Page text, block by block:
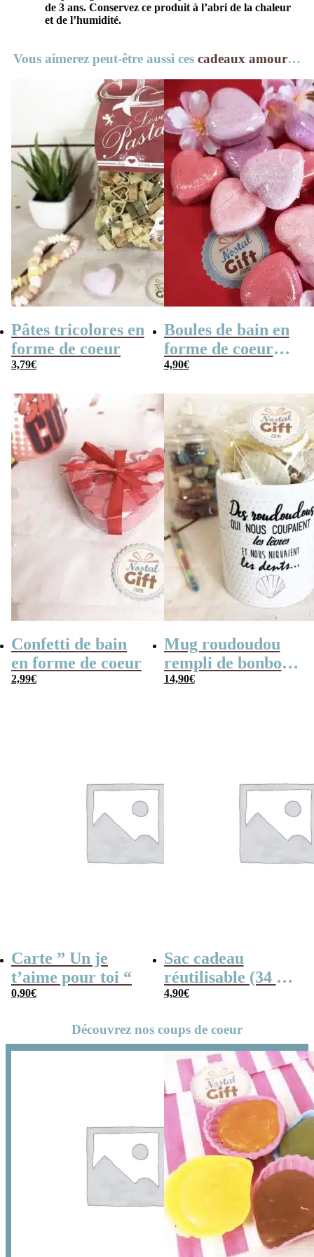
de 3 ans. Conservez ce produit à l’abri de la chaleur
et de l’humidité.
Vous aimerez peut-être aussi ces cadeaux amour…
Pâtes tricolores en
forme de coeur
3,79€
Boules de bain en
forme de coeur
x10
4,90€
Confetti de bain
en forme de coeur
2,99€
Mug roudoudou
rempli de bonbons
rétro
14,90€
Carte ” Un je
t’aime pour toi “
0,90€
Sac cadeau
réutilisable (34 x
42 cm) et sa carte
pour toi
4,90€
Découvrez nos coups de coeur